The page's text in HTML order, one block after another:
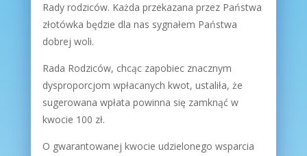
Rady rodziców. Każda przekazana przez Państwa
złotówka będzie dla nas sygnałem Państwa
dobrej woli.
Rada Rodziców, chcąc zapobiec znacznym
dysproporcjom wpłacanych kwot, ustaliła, że
sugerowana wpłata powinna się zamknąć w
kwocie 100 zł.
O gwarantowanej kwocie udzielonego wsparcia